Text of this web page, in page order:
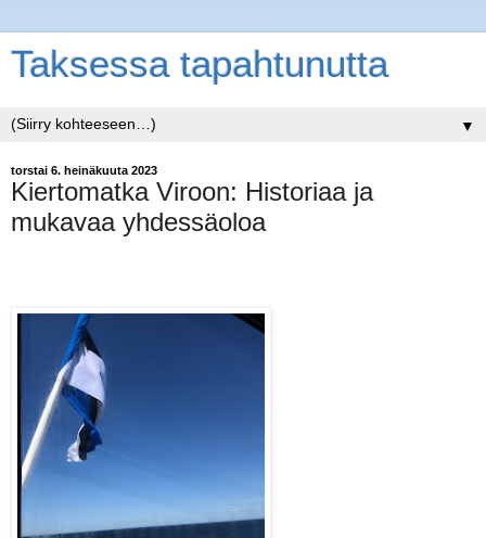
Taksessa tapahtunutta
▼
torstai 6. heinäkuuta 2023
Kiertomatka Viroon: Historiaa ja
mukavaa yhdessäoloa